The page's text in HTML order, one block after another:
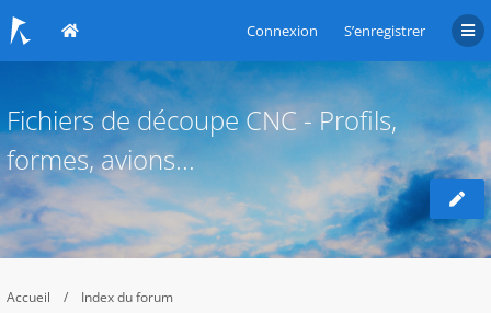
Connexion S’enregistrer
Fichiers de découpe CNC - Profils,
formes, avions...
Accueil
Index du forum